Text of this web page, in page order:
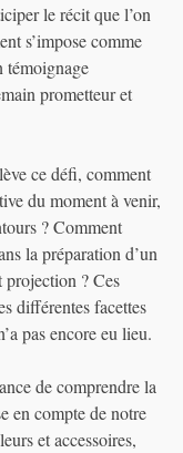
le récit que l’on
s’impose comme
témoignage
prometteur et
ce défi, comment
du moment à venir,
? Comment
la préparation d’un
projection ? Ces
différentes facettes
pas encore eu lieu.
de comprendre la
en compte de notre
et accessoires,